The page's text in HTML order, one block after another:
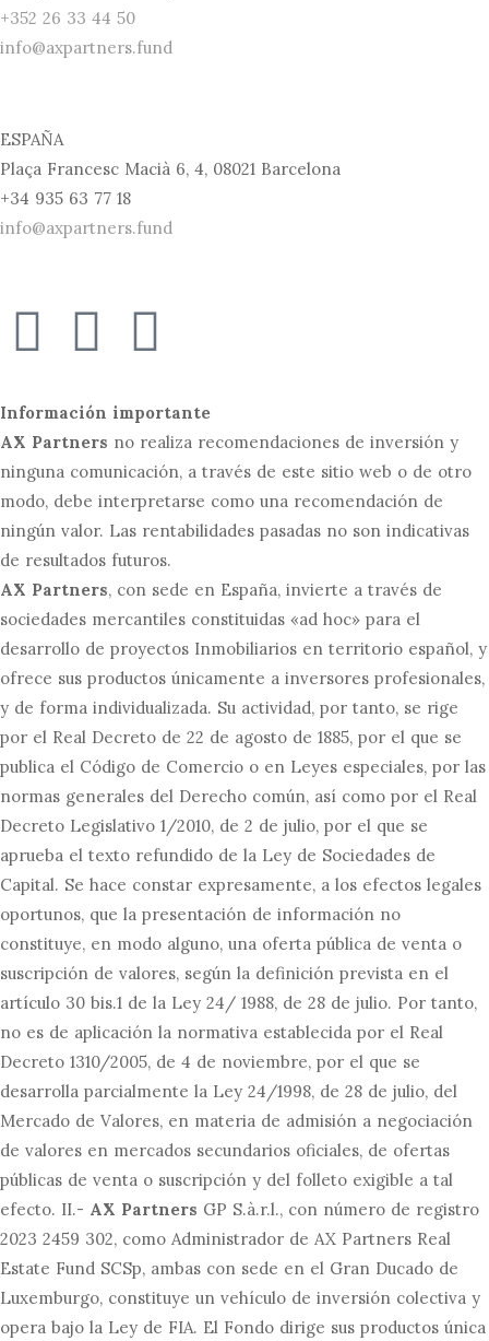
+352 26 33 44 50
info@axpartners.fund
ESPAÑA
Plaça Francesc Macià 6, 4, 08021 Barcelona
+34 935 63 77 18
info@axpartners.fund
Información importante
AX Partners no realiza recomendaciones de inversión y
ninguna comunicación, a través de este sitio web o de otro
modo, debe interpretarse como una recomendación de
ningún valor. Las rentabilidades pasadas no son indicativas
de resultados futuros.
AX Partners, con sede en España, invierte a través de
sociedades mercantiles constituidas «ad hoc» para el
desarrollo de proyectos Inmobiliarios en territorio español, y
ofrece sus productos únicamente a inversores profesionales,
y de forma individualizada. Su actividad, por tanto, se rige
por el Real Decreto de 22 de agosto de 1885, por el que se
publica el Código de Comercio o en Leyes especiales, por las
normas generales del Derecho común, así como por el Real
Decreto Legislativo 1/2010, de 2 de julio, por el que se
aprueba el texto refundido de la Ley de Sociedades de
Capital. Se hace constar expresamente, a los efectos legales
oportunos, que la presentación de información no
constituye, en modo alguno, una oferta pública de venta o
suscripción de valores, según la definición prevista en el
artículo 30 bis.1 de la Ley 24/ 1988, de 28 de julio. Por tanto,
no es de aplicación la normativa establecida por el Real
Decreto 1310/2005, de 4 de noviembre, por el que se
desarrolla parcialmente la Ley 24/1998, de 28 de julio, del
Mercado de Valores, en materia de admisión a negociación
de valores en mercados secundarios oficiales, de ofertas
públicas de venta o suscripción y del folleto exigible a tal
efecto. II.- AX Partners GP S.à.r.l., con número de registro
2023 2459 302, como Administrador de AX Partners Real
Estate Fund SCSp, ambas con sede en el Gran Ducado de
Luxemburgo, constituye un vehículo de inversión colectiva y
opera bajo la Ley de FIA. El Fondo dirige sus productos única